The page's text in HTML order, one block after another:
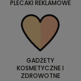
PLECAKI REKLAMOWE
GADŻETY
KOSMETYCZNE I
ZDROWOTNE